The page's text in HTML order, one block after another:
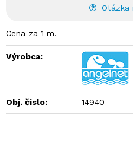
Otázka
Cena za 1 m.
Výrobca:
Obj. čislo: 14940